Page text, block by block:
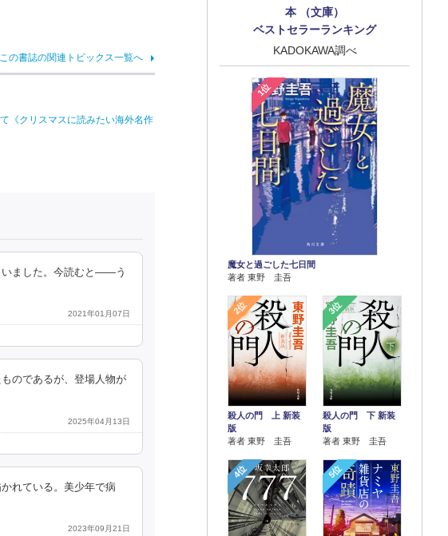
この書誌の関連トピックス一覧へ
《クリスマスに読みたい海外名作
いました。今読むと——う
2021年01月07日
のであるが、登場人物が
2025年04月13日
れている。美少年で病
2023年09月21日
本 （文庫）
ベストセラーランキング
KADOKAWA調べ
1位
魔女と過ごした七日間
著者 東野 圭吾
2位
殺人の門 上 新装
版
著者 東野 圭吾
3位
殺人の門 下 新装
版
著者 東野 圭吾
4位 5位